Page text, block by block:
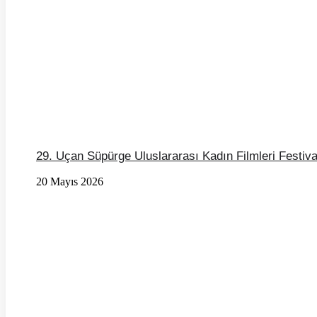
29. Uçan Süpürge Uluslararası Kadın Filmleri
20 Mayıs 2026